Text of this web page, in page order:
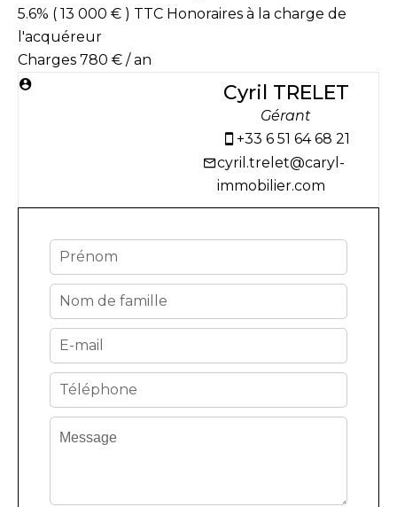
5.6% ( 13 000 € ) TTC Honoraires à la charge de
l'acquéreur
Charges 780 € / an
Cyril TRELET
Gérant
+33 6 51 64 68 21
cyril.trelet@caryl-
immobilier.com